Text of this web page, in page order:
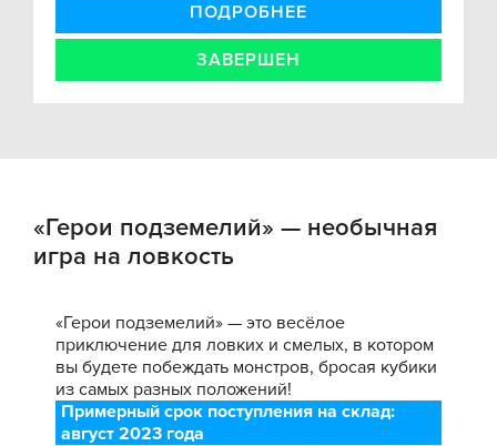
ПОДРОБНЕЕ
ЗАВЕРШЕН
«Герои подземелий» — необычная
игра на ловкость
«Герои подземелий» — это весёлое
приключение для ловких и смелых, в котором
вы будете побеждать монстров, бросая кубики
из самых разных положений!
Примерный срок поступления на склад:
август 2023 года